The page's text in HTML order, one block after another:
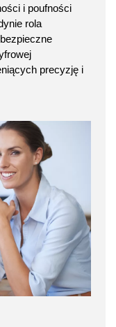
i poufności
rola
precyzję i